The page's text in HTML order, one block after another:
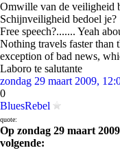
Omwille van de veiligheid
Schijnveiligheid bedoel je?
Free speech?....... Yeah
Nothing travels faster than
exception of bad news,
Laboro te salutante
zondag 29 maart 2009,
0
BluesRebel
quote:
Op zondag 29 maart
volgende: